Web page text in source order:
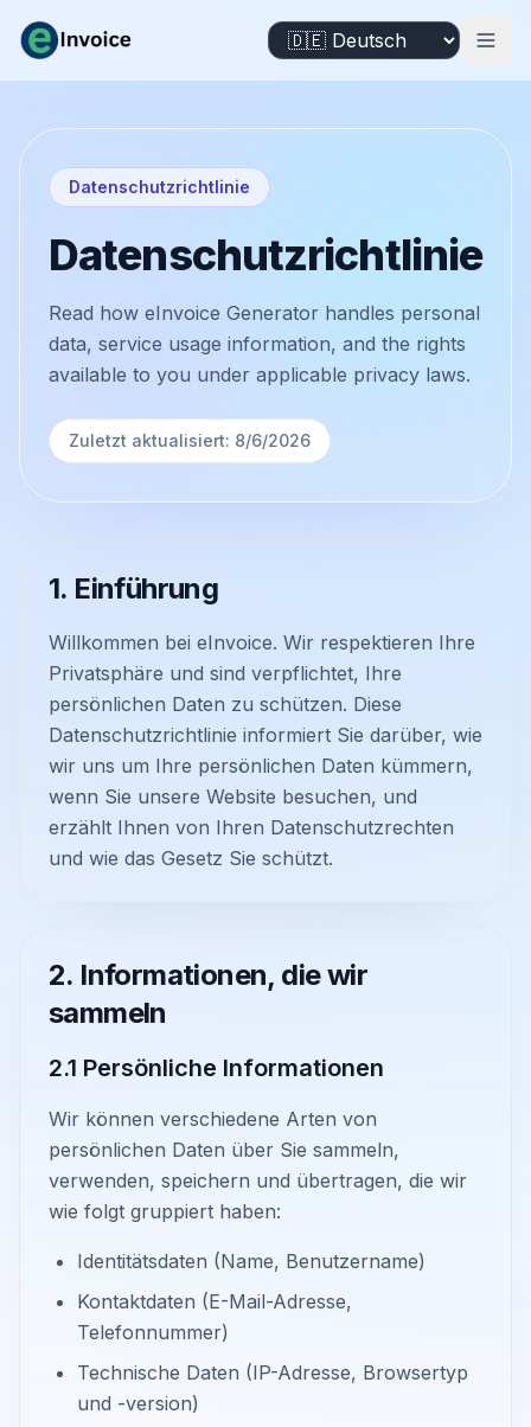
Datenschutzrichtlinie
Datenschutzrichtlinie
Read how eInvoice Generator handles personal
data, service usage information, and the rights
available to you under applicable privacy laws.
Zuletzt aktualisiert: 8/6/2026
1. Einführung
Willkommen bei eInvoice. Wir respektieren Ihre
Privatsphäre und sind verpflichtet, Ihre
persönlichen Daten zu schützen. Diese
Datenschutzrichtlinie informiert Sie darüber, wie
wir uns um Ihre persönlichen Daten kümmern,
wenn Sie unsere Website besuchen, und
erzählt Ihnen von Ihren Datenschutzrechten
und wie das Gesetz Sie schützt.
2. Informationen, die wir
sammeln
2.1 Persönliche Informationen
Wir können verschiedene Arten von
persönlichen Daten über Sie sammeln,
verwenden, speichern und übertragen, die wir
wie folgt gruppiert haben:
Identitätsdaten (Name, Benutzername)
Kontaktdaten (E-Mail-Adresse,
Telefonnummer)
Technische Daten (IP-Adresse, Browsertyp
und -version)